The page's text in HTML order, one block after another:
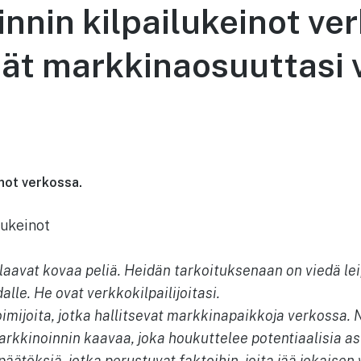
kilpailukeinot
markkinaosuuttasi
verkossa.
kovaa peliä. Heidän tarkoituksenaan on viedä
He ovat verkkokilpailijoitasi.
jotka hallitsevat markkinapaikkoja verkossa.
kaavaa, joka houkuttelee potentiaalisia